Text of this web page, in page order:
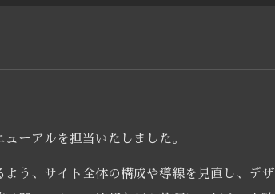
ーアルを担当いたしました。
う、サイト全体の構成や導線を見直し、デザ